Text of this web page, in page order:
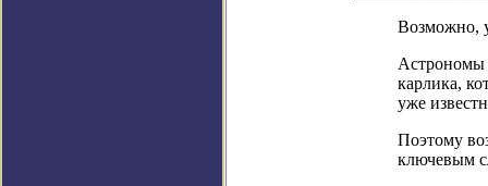
Возможно,
Астрономы
карлика,
уже
Поэтому
ключевым